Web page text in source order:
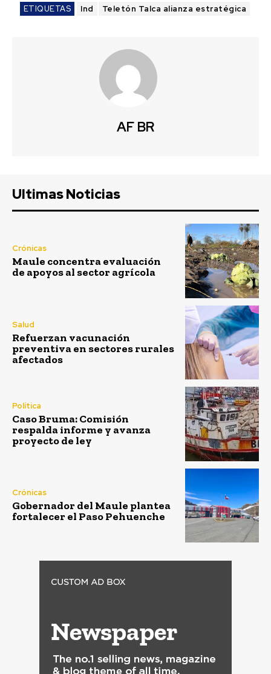
ETIQUETAS Ind Teletón Talca alianza estratégica
AF BR
Ultimas Noticias
Crónicas
Maule concentra evaluación
de apoyos al sector agrícola
Salud
Refuerzan vacunación
preventiva en sectores rurales
afectados
Política
Caso Bruma: Comisión
respalda informe y avanza
proyecto de ley
Crónicas
Gobernador del Maule plantea
fortalecer el Paso Pehuenche